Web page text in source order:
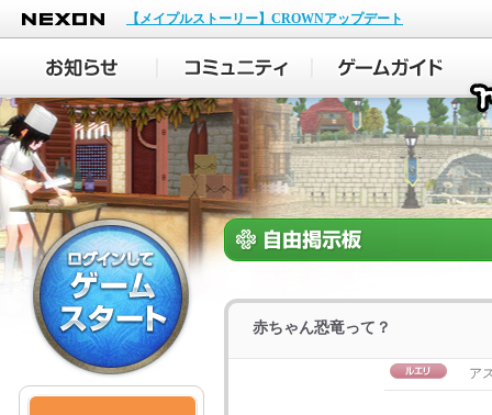
NEXON
【メイプルストーリー】CROWNアップデート
赤ちゃん恐竜って？
ア